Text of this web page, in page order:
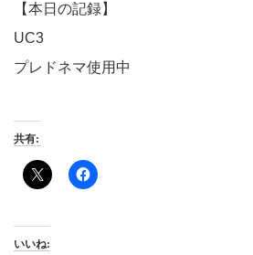
【本日の記録】
UC3
プレドネマ使用中
共有:
いいね: